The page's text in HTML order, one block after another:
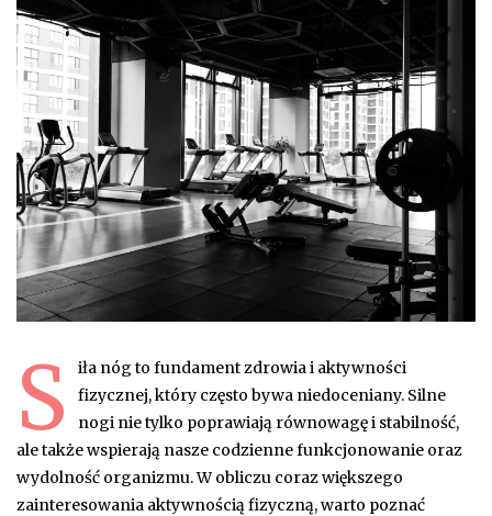
S
iła nóg to fundament zdrowia i aktywności
fizycznej, który często bywa niedoceniany. Silne
nogi nie tylko poprawiają równowagę i stabilność,
ale także wspierają nasze codzienne funkcjonowanie oraz
wydolność organizmu. W obliczu coraz większego
zainteresowania aktywnością fizyczną, warto poznać